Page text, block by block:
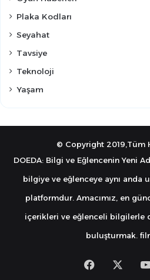
Plaka Kodları
Seyahat
Tavsiye
Teknoloji
Yaşam
© Copyright 2019,Tüm
DOEDA: Bilgi ve Eğlencenin Yeni
bilgiye ve eğlenceye aynı anda
platformdur. Amacımız, en
içerikleri ve eğlenceli bilgilerle
buluşturmak.
Facebook